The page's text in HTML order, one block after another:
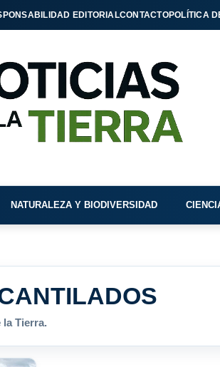
EDITORIALCONTACTOPOLÍTICA
NATURALEZA Y BIODIVERSIDAD
Tierra.